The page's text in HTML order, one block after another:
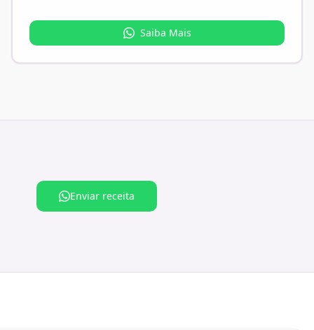
Saiba Mais
Enviar receita